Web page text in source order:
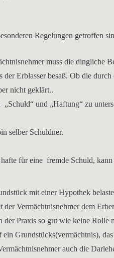
Regelungen getroffen
muss die dingliche
der Erblasser besaß. Ob die
nicht geklärt..
und „Haftung“ zu
selber Schuldner.
für eine fremde Schuld,
mit einerHypothek
der Vermächtnisnehmer dem
Praxis so gut wie keine Rolle
ein Grundstücks(vermächtnis),
auch die